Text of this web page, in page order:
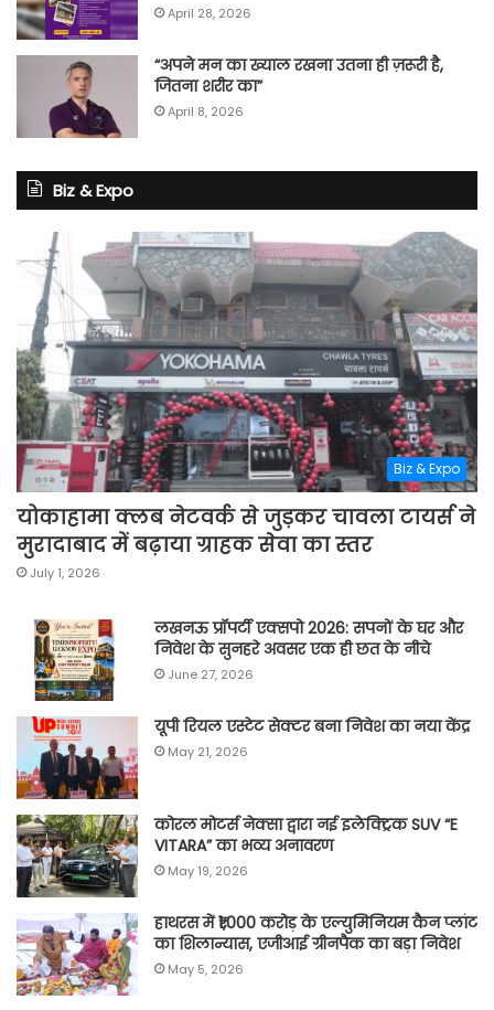
April 28, 2026
“अपने मन का ख्याल रखना उतना ही ज़रूरी है,
जितना शरीर का”
April 8, 2026
Biz & Expo
Biz & Expo
योकाहामा क्लब नेटवर्क से जुड़कर चावला टायर्स ने
मुरादाबाद में बढ़ाया ग्राहक सेवा का स्तर
July 1, 2026
लखनऊ प्रॉपर्टी एक्सपो 2026: सपनों के घर और
निवेश के सुनहरे अवसर एक ही छत के नीचे
June 27, 2026
यूपी रियल एस्टेट सेक्टर बना निवेश का नया केंद्र
May 21, 2026
कोरल मोटर्स नेक्सा द्वारा नई इलेक्ट्रिक SUV “E
VITARA” का भव्य अनावरण
May 19, 2026
हाथरस में ₹1,000 करोड़ के एल्युमिनियम कैन प्लांट
का शिलान्यास, एजीआई ग्रीनपैक का बड़ा निवेश
May 5, 2026